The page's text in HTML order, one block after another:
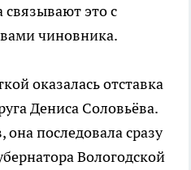
связывают это с
чиновника.
оказалась отставка
Дениса Соловьёва.
последовала сразу
Вологодской